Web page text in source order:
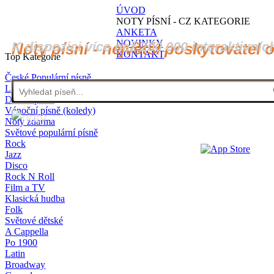
ÚVOD
NOTY PÍSNÍ - CZ KATEGORIE
ANKETA
NOVINKY
KONTAKT
Noty písní - největší poskytovatel
K dispozici více než 200 000
Top Kategorie
České Populární písně
Lidové písně
Dětské písně
Vánoční písně (koledy)
Noty zdarma
Světové populární písně
Rock
Jazz
Disco
Rock N Roll
Film a TV
Klasická hudba
Folk
Světové dětské
A Cappella
Po 1900
Latin
Broadway